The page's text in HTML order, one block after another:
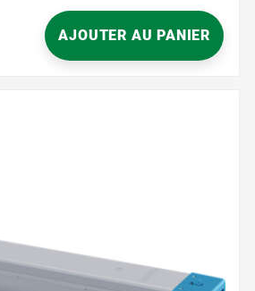
contratos, informes,
y comunicaciones con clientes.
permite...
AJOUTER AU PANIER